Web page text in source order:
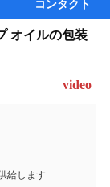
コンタクト
オイルの包装
video
給します